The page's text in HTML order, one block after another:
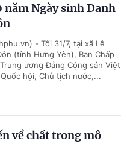
Ngày sinh Danh
- Tối 31/7, tại xã Lê
(tỉnh Hưng Yên), Ban Chấp
ương Đảng Cộng sản Việt
hội, Chủ tịch nước,...
về chất trong mô